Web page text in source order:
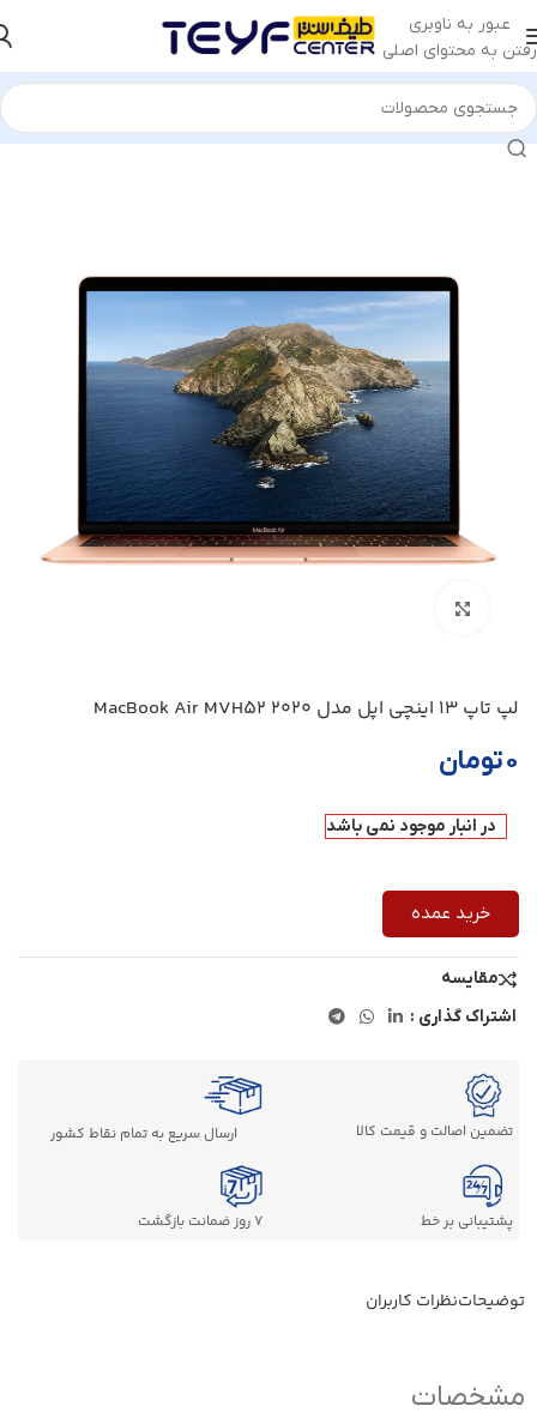
عبور به ناوبری
رفتن به محتوای اصلی
خانه/کامپیوتر و لپ تاپ/لپ تاپ/لپ تاپ اپل
لپ تاپ 13 اینچی اپل مدل MacBook Air MVH52 2020
۰تومان
در انبار موجود نمی باشد
خرید عمده
مقایسه
اشتراک گذاری :
تضمین اصالت و قیمت کالا ارسال سریع به تمام نقاط کشور
پشتیبانی بر خط 7 روز ضمانت بازگشت
توضیحاتنظرات کاربران
مشخصات